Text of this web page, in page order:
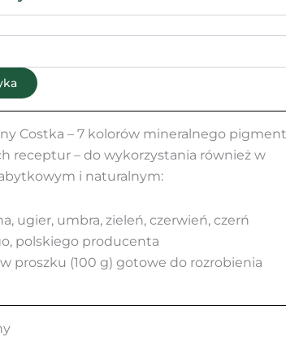
Costka – 7 kolorów mineralnego
receptur – do wykorzystania również w
i naturalnym:
ugier, umbra, zieleń, czerwień, czerń
polskiego producenta
proszku (100 g) gotowe do rozrobienia